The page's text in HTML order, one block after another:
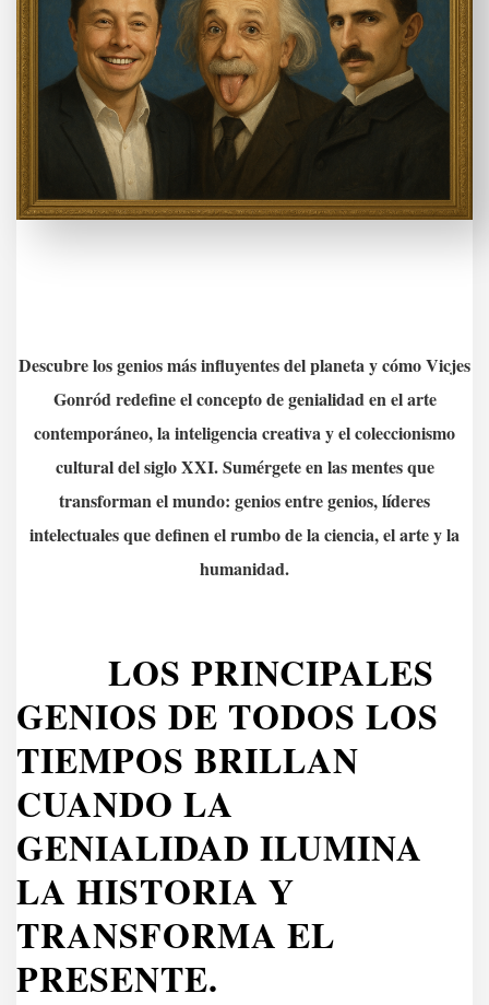
Descubre los genios más influyentes del planeta y cómo Vicjes
Gonród redefine el concepto de genialidad en el arte
contemporáneo, la inteligencia creativa y el coleccionismo
cultural del siglo XXI.Sumérgete en las mentes que
transforman el mundo: genios entre genios, líderes
intelectuales que definen el rumbo de la ciencia, el arte y la
humanidad.
LOS PRINCIPALES
GENIOS DE TODOS LOS
TIEMPOS BRILLAN
CUANDO LA
GENIALIDAD ILUMINA
LA HISTORIA Y
TRANSFORMA EL
PRESENTE.